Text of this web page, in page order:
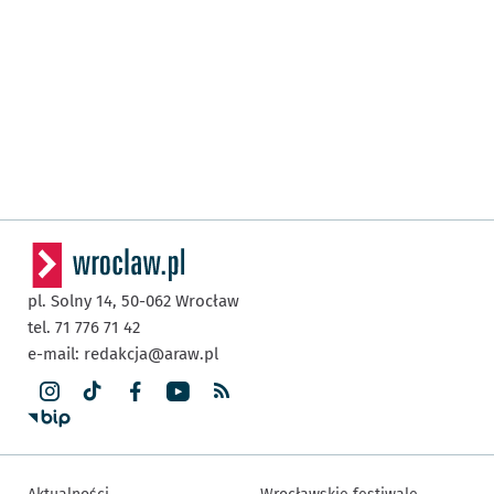
pl. Solny 14, 50-062 Wrocław
tel. 71 776 71 42
e-mail: redakcja@araw.pl